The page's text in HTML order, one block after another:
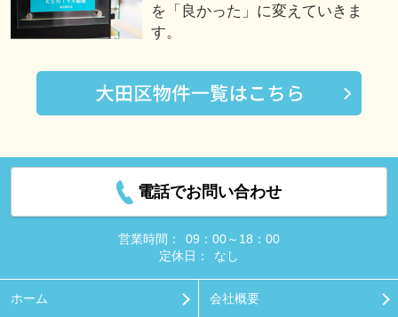
を「良かった」に変えていきま
す。
電話でお問い合わせ
営業時間：
09：00～18：00
定休日：
なし
ホーム 会社概要